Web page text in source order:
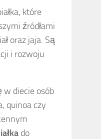
które
źródłami
oraz jaja. Są
i rozwoju
w diecie osób
quinoa czy
do